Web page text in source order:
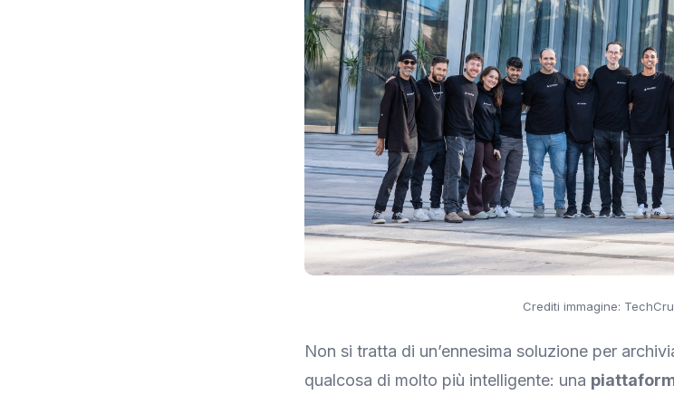
Crediti immagine:
Non si tratta di un’ennesima soluzione per
qualcosa di molto più intelligente: una